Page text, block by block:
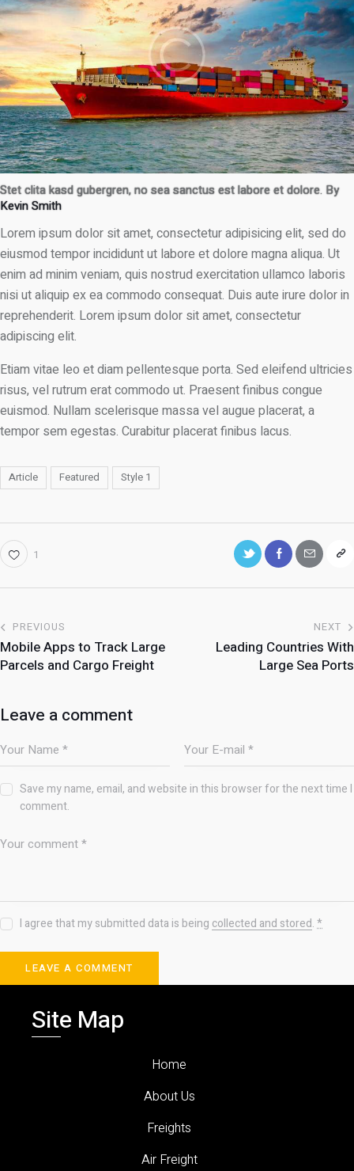
Stet clita kasd gubergren, no sea sanctus est labore et dolore. By
Kevin Smith
Lorem ipsum dolor sit amet, consectetur adipisicing elit, sed do
eiusmod tempor incididunt ut labore et dolore magna aliqua. Ut
enim ad minim veniam, quis nostrud exercitation ullamco laboris
nisi ut aliquip ex ea commodo consequat. Duis aute irure dolor in
reprehenderit. Lorem ipsum dolor sit amet, consectetur
adipiscing elit.
Etiam vitae leo et diam pellentesque porta. Sed eleifend ultricies
risus, vel rutrum erat commodo ut. Praesent finibus congue
euismod. Nullam scelerisque massa vel augue placerat, a
tempor sem egestas. Curabitur placerat finibus lacus.
Article Featured Style 1
1
PREVIOUS
Mobile Apps to Track Large
Parcels and Cargo Freight
NEXT
Leading Countries With
Large Sea Ports
Leave a comment
Save my name, email, and website in this browser for the next time I
comment.
I agree that my submitted data is being collected and stored.*
Site Map
Home
About Us
Freights
Air Freight